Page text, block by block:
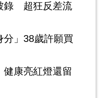
錄 超狂反差流
分」38歲許願買
康亮紅燈還留